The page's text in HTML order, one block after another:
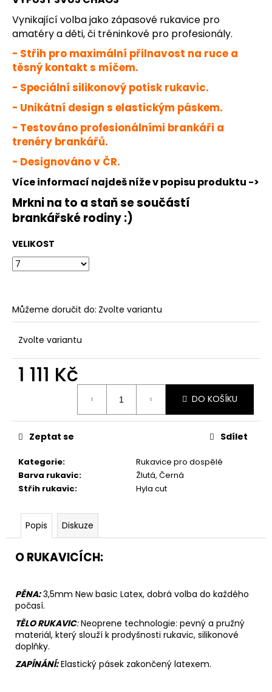
Vynikající volba jako zápasové rukavice pro
amatéry a děti, či tréninkové pro profesionály.
- Střih pro maximální přilnavost na ruce a
těsný kontakt s míčem.
- Speciální silikonový potisk rukavic.
- Unikátní design s elastickým páskem.
- Testováno profesionálními brankáři a
trenéry brankářů.
- Designováno v ČR.
Více informací najdeš níže v popisu produktu ->
Mrkni na to a staň se součástí
brankářské rodiny :)
VELIKOST
Můžeme doručit do: Zvolte variantu
Zvolte variantu
1 111 Kč
DO KOŠÍKU
Kategorie:
Rukavice pro dospělé
Barva rukavic:
Žlutá, Černá
Střih rukavic: Hyla cut
Zeptat se Sdílet
Popis Diskuze
O RUKAVICÍCH:
PĚNA:3,5mm New basic Latex, dobrá volba do každého
počasí.
TĚLO RUKAVIC:Neoprene technologie: pevný a pružný
materiál, který slouží k prodyšnosti rukavic, silikonové
doplňky.
ZAPÍNÁNÍ:Elastický pásek zakončený latexem.
u
j
e
m
e
JFAM
MASSIVE
NEG
2.0
890